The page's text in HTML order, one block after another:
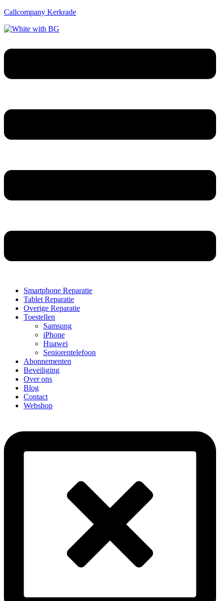
Callcompany Kerkrade
Smartphone Reparatie
Tablet Reparatie
Overige Reparatie
Toestellen
Samsung
iPhone
Huawei
Seniorentelefoon
Abonnementen
Beveiliging
Over ons
Blog
Contact
Webshop